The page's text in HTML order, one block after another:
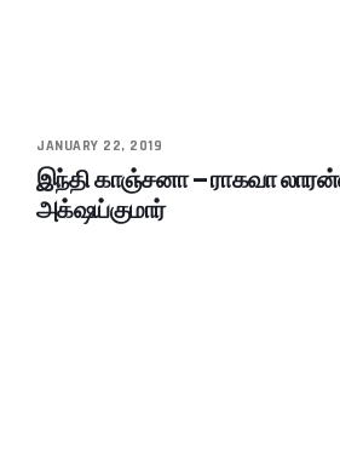
JANUARY 22, 2019
இந்தி காஞ்சனா – ராகவா
அக்‌ஷய்குமார்